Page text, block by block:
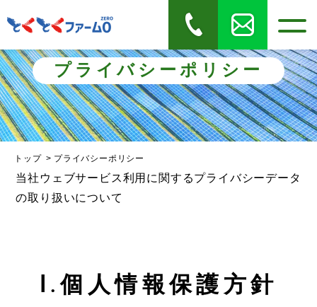
プライバシーポリシー
トップ プライバシーポリシー
当社ウェブサービス利用に関するプライバシーデータ
の取り扱いについて
1.個人情報保護方針